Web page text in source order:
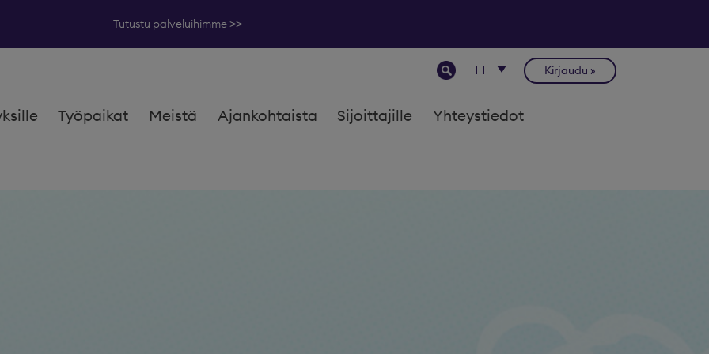
Tutustu palveluihimme >>
Kirjaudu
Työpaikat Meistä Ajankohtaista Sijoittajille Yhteystiedot